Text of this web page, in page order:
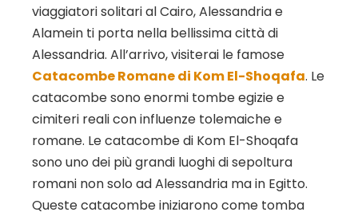
viaggiatori solitari al Cairo, Alessandria e
Alamein ti porta nella bellissima città di
Alessandria. All’arrivo, visiterai le famose
Catacombe Romane di Kom El-Shoqafa. Le
catacombe sono enormi tombe egizie e
cimiteri reali con influenze tolemaiche e
romane. Le catacombe di Kom El-Shoqafa
sono uno dei più grandi luoghi di sepoltura
romani non solo ad Alessandria ma in Egitto.
Queste catacombe iniziarono come tomba